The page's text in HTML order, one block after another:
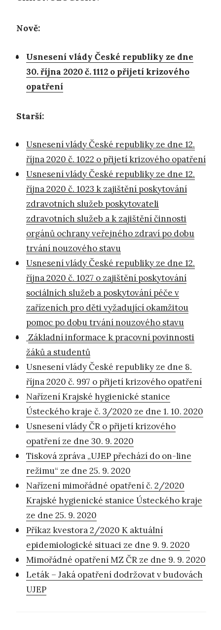
Nově:
Usnesení vlády České republiky ze dne
30. října 2020 č. 1112 o přijetí krizového
opatření
Starší:
Usnesení vlády České republiky ze dne 12.
října 2020 č. 1022 o přijetí krizového opatření
Usnesení vlády České republiky ze dne 12.
října 2020 č. 1023 k zajištění poskytování
zdravotních služeb poskytovateli
zdravotních služeb a k zajištění činnosti
orgánů ochrany veřejného zdraví po dobu
trvání nouzového stavu
Usnesení vlády České republiky ze dne 12.
října 2020 č. 1027 o zajištění poskytování
sociálních služeb a poskytování péče v
zařízeních pro děti vyžadující okamžitou
pomoc po dobu trvání nouzového stavu
Základní informace k pracovní povinnosti
žáků a studentů
Usnesení vlády České republiky ze dne 8.
října 2020 č. 997 o přijetí krizového opatření
Nařízení Krajské hygienické stanice
Ústeckého kraje č. 3/2020 ze dne 1. 10. 2020
Usnesení vlády ČR o přijetí krizového
opatření ze dne 30. 9. 2020
Tisková zpráva „UJEP přechází do on-line
režimu“ ze dne 25. 9. 2020
Nařízení mimořádné opatření č. 2/2020
Krajské hygienické stanice Ústeckého kraje
ze dne 25. 9. 2020
Příkaz kvestora 2/2020 K aktuální
epidemiologické situaci ze dne 9. 9. 2020
Mimořádné opatření MZ ČR ze dne 9. 9. 2020
Leták – Jaká opatření dodržovat v budovách
UJEP